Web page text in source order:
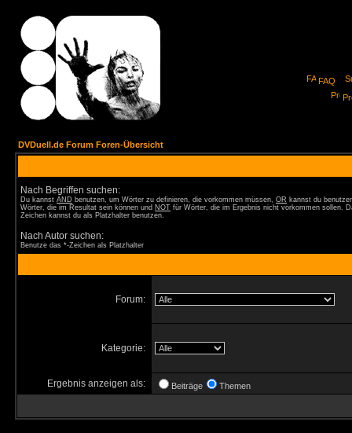
FAQ
DVDuell.de Forum Foren-Übersicht
Nach Begriffen suchen:
Du kannst AND benutzen, um Wörter zu definieren, die vorkommen müssen, OR kannst du
Wörter, die im Resultat sein können und NOT für Wörter, die im Ergebnis nicht vorkommen sollen.
Zeichen kannst du als Platzhalter benutzen.
Nach Autor suchen:
Benutze das *-Zeichen als Platzhalter
Forum:
Kategorie:
Ergebnis anzeigen als: Beiträge Themen